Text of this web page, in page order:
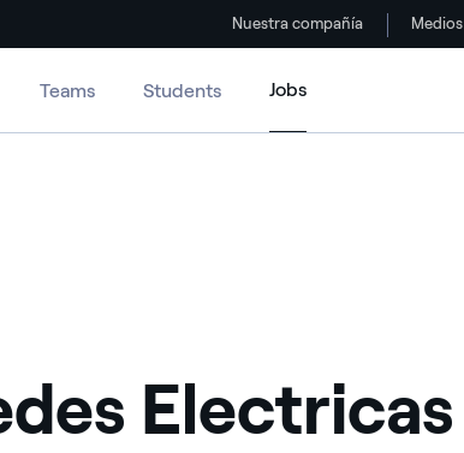
Nuestra compañía Medios
Teams Students Jobs
Electricas